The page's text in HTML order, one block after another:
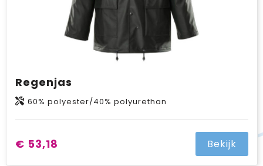
Regenjas
60% polyester/40% polyurethan
€ 53,18 Bekijk